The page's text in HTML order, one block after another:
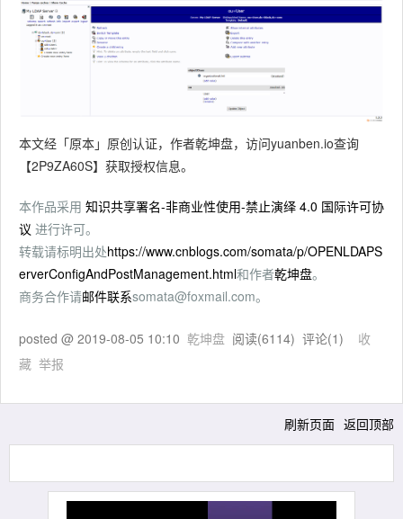
本文经「原本」原创认证，作者乾坤盘，访问yuanben.io查询
【2P9ZA60S】获取授权信息。
本作品采用 知识共享署名-非商业性使用-禁止演绎 4.0 国际许可协
议 进行许可。
转载请标明出处https://www.cnblogs.com/somata/p/OPENLDAPS
erverConfigAndPostManagement.html和作者乾坤盘。
商务合作请邮件联系somata@foxmail.com。
posted @ 2019-08-05 10:10 乾坤盘 阅读(6114) 评论(1) 收
藏 举报
刷新页面 返回顶部